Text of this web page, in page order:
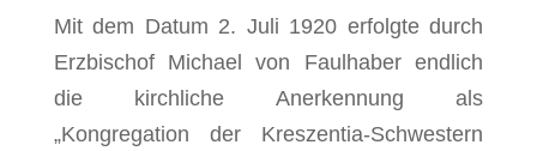
Mit dem Datum 2. Juli 1920 erfolgte durch
Erzbischof Michael von Faulhaber endlich
die kirchliche Anerkennung als
„Kongregation der Kreszentia-Schwestern